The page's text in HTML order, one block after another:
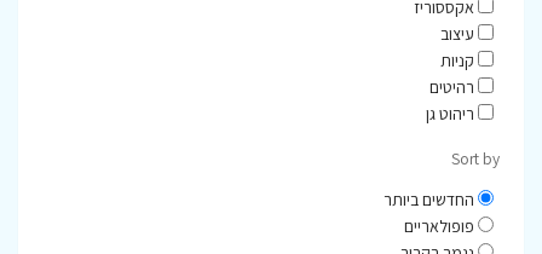
אקססוריז
עיצוב
קניות
רהיטים
ריהוט גן
Sort by
החדשים ביותר
פופולאריים